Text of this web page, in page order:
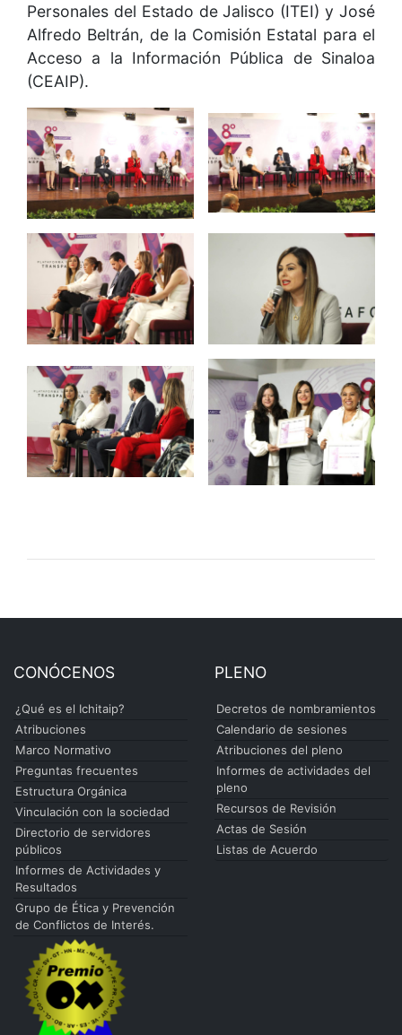
Personales del Estado de Jalisco (ITEI) y José
Alfredo Beltrán, de la Comisión Estatal para el
Acceso a la Información Pública de Sinaloa
(CEAIP).
CONÓCENOS
¿Qué es el Ichitaip?
Atribuciones
Marco Normativo
Preguntas frecuentes
Estructura Orgánica
Vinculación con la sociedad
Directorio de servidores
públicos
Informes de Actividades y
Resultados
Grupo de Ética y Prevención
de Conflictos de Interés.
PLENO
Decretos de nombramientos
Calendario de sesiones
Atribuciones del pleno
Informes de actividades del
pleno
Recursos de Revisión
Actas de Sesión
Listas de Acuerdo